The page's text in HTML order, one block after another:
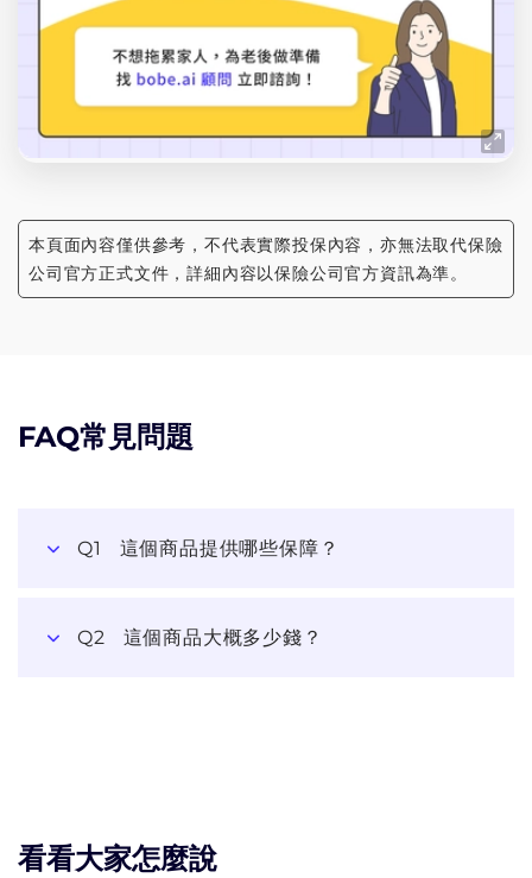
本頁面內容僅供參考，不代表實際投保內容，亦無法取代保險
公司官方正式文件，詳細內容以保險公司官方資訊為準。
FAQ常見問題
Q1 這個商品提供哪些保障？
Q2 這個商品大概多少錢？
看看大家怎麼說